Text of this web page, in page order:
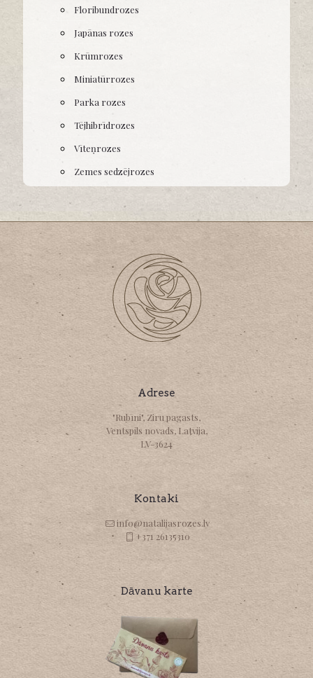
Floribundrozes
Japānas rozes
Krūmrozes
Miniatūrrozes
Parka rozes
Tējhibrīdrozes
Vīteņrozes
Zemes sedzējrozes
Adrese
"Rubīni", Ziru pagasts,
Ventspils novads, Latvija,
LV-3624
Kontaki
info@natalijasrozes.lv
+371 26135310
Dāvanu karte